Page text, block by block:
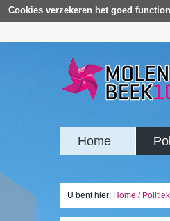
Cookies verzekeren het goed
Home
U bent hier: Home /